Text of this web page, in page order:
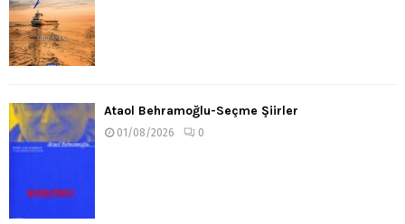
Ataol Behramoğlu-Seçme Şiirler
01/08/2026 0